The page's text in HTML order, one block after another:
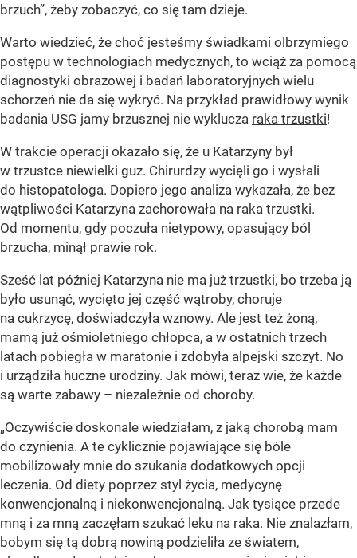
brzuch”, żeby zobaczyć, co się tam dzieje.
Warto wiedzieć, że choć jesteśmy świadkami olbrzymiego
postępu w technologiach medycznych, to wciąż za pomocą
diagnostyki obrazowej i badań laboratoryjnych wielu
schorzeń nie da się wykryć. Na przykład prawidłowy wynik
badania USG jamy brzusznej nie wyklucza raka trzustki!
W trakcie operacji okazało się, że u Katarzyny był
w trzustce niewielki guz. Chirurdzy wycięli go i wysłali
do histopatologa. Dopiero jego analiza wykazała, że bez
wątpliwości Katarzyna zachorowała na raka trzustki.
Od momentu, gdy poczuła nietypowy, opasujący ból
brzucha, minął prawie rok.
Sześć lat później Katarzyna nie ma już trzustki, bo trzeba ją
było usunąć, wycięto jej część wątroby, choruje
na cukrzycę, doświadczyła wznowy. Ale jest też żoną,
mamą już ośmioletniego chłopca, a w ostatnich trzech
latach pobiegła w maratonie i zdobyła alpejski szczyt. No
i urządziła huczne urodziny. Jak mówi, teraz wie, że każde
są warte zabawy – niezależnie od choroby.
„Oczywiście doskonale wiedziałam, z jaką chorobą mam
do czynienia. A te cyklicznie pojawiające się bóle
mobilizowały mnie do szukania dodatkowych opcji
leczenia. Od diety poprzez styl życia, medycynę
konwencjonalną i niekonwencjonalną. Jak tysiące przede
mną i za mną zaczęłam szukać leku na raka. Nie znalazłam,
bobym się tą dobrą nowiną podzieliła ze światem,